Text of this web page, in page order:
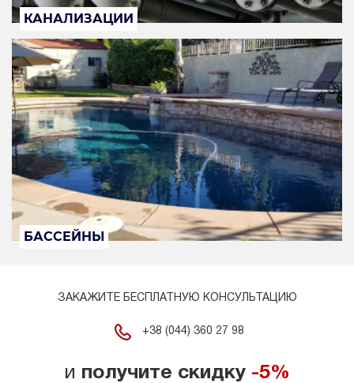
КАНАЛИЗАЦИИ
БАССЕЙНЫ
ЗАКАЖИТЕ БЕСПЛАТНУЮ КОНСУЛЬТАЦИЮ
+38 (044) 360 27 98
и получите скидку -5%